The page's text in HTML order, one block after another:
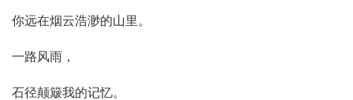
你远在烟云浩渺的山里。
一路风雨，
石径颠簸我的记忆。